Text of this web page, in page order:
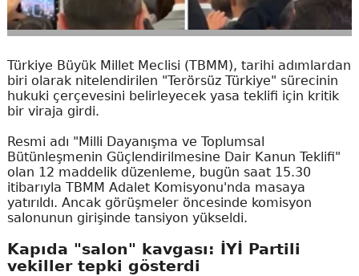
Türkiye Büyük Millet Meclisi (TBMM), tarihi adımlardan
biri olarak nitelendirilen "Terörsüz Türkiye" sürecinin
hukuki çerçevesini belirleyecek yasa teklifi için kritik
bir viraja girdi.
Resmi adı "Milli Dayanışma ve Toplumsal
Bütünleşmenin Güçlendirilmesine Dair Kanun Teklifi"
olan 12 maddelik düzenleme, bugün saat 15.30
itibarıyla TBMM Adalet Komisyonu'nda masaya
yatırıldı. Ancak görüşmeler öncesinde komisyon
salonunun girişinde tansiyon yükseldi.
Kapıda "salon" kavgası: İYİ Partili
vekiller tepki gösterdi